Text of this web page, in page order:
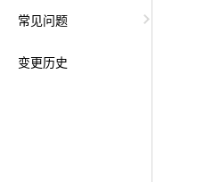
常见问题
变更历史